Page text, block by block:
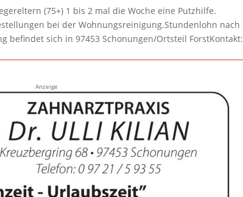
(75+) 1 bis 2 mal die Woche eine Putzhilfe.
bei der Wohnungsreinigung.Stundenlohn nach
befindet sich in 97453 Schonungen/Ortsteil ForstKontakt:
Anzeige